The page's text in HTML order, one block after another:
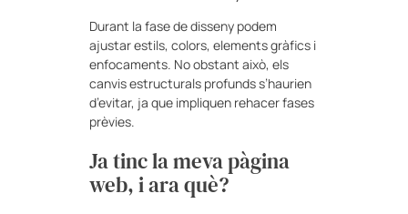
Durant la fase de disseny podem
ajustar estils, colors, elements gràfics i
enfocaments. No obstant això, els
canvis estructurals profunds s’haurien
d’evitar, ja que impliquen rehacer fases
prèvies.
Ja tinc la meva pàgina
web, i ara què?